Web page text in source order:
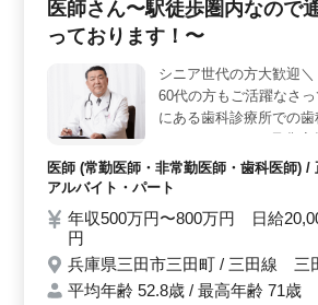
りとることができます。 ＜専門性
内科だけでなく、循環器内科、呼吸器
中から選択し、外来対応と病棟管理を
自分の専門性を活かし、患者さんへの
を提供することが可能です。
医師さん〜駅徒歩圏内なので
っております！〜
シニア世代の方大歓迎
60代の方もご活躍なさ
にある歯科診療所での
務内容 施設、個人宅へ
科業務全般(保険診療中
の治療・入れ歯・補綴・
迎・交通費全額支給・駅
全週休2日制 完全週休2
医師 (常勤医師・非常勤医師・歯科医師) /
アルバイト・パート
年収500万円〜800万円 日給
円
兵庫県三田市三田町 / 三田線 三
平均年齢 52.8歳 / 最高年齢 71歳